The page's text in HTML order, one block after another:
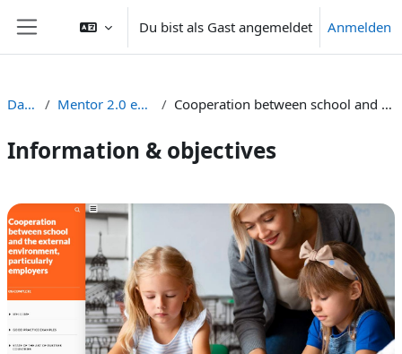
Website-Übersicht
Du bist als Gast angemeldet Anmelden
Dashboard Mentor 2.0 eLearning platform Demo Cooperation between school and the external environment, particularly employers
Information & objectives
Abschnittsübersicht